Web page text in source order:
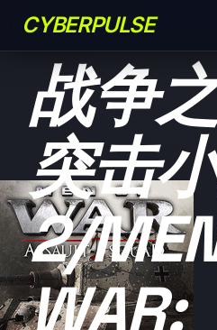
CYBERPULSE
战争
突击
2/
WAR: